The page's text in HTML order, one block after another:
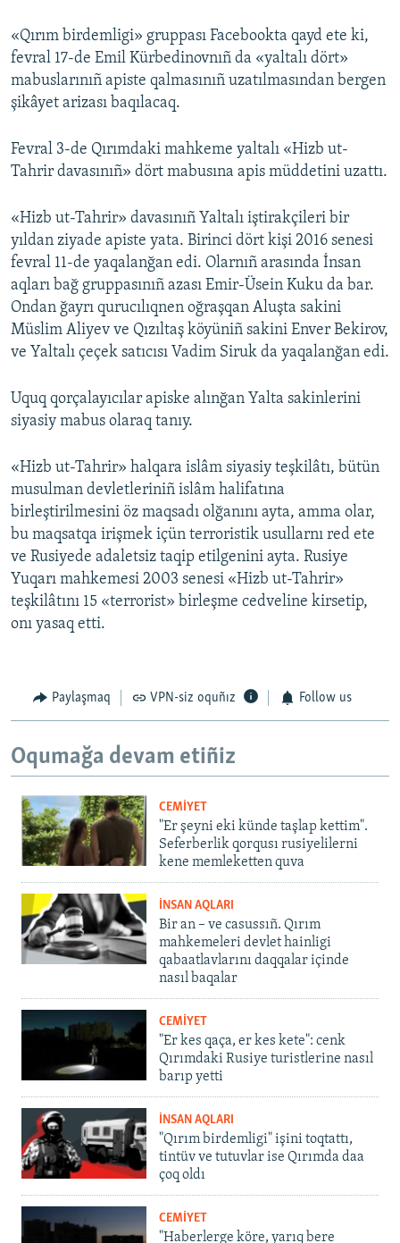
«Qırım birdemligi» gruppası Facebookta qayd ete ki,
fevral 17-de Emil Kürbedinovnıñ da «yaltalı dört»
mabuslarınıñ apiste qalmasınıñ uzatılmasından bergen
şikâyet arizası baqılacaq.
Fevral 3-de Qırımdaki mahkeme yaltalı «Hizb ut-
Tahrir davasınıñ» dört mabusına apis müddetini uzattı.
«Hizb ut-Tahrir» davasınıñ Yaltalı iştirakçileri bir
yıldan ziyade apiste yata. Birinci dört kişi 2016 senesi
fevral 11-de yaqalanğan edi. Olarnıñ arasında İnsan
aqları bağ gruppasınıñ azası Emir-Üsein Kuku da bar.
Ondan ğayrı qurucılıqnen oğraşqan Aluşta sakini
Müslim Aliyev ve Qızıltaş köyüniñ sakini Enver Bekirov,
ve Yaltalı çeçek satıcısı Vadim Siruk da yaqalanğan edi.
Uquq qorçalayıcılar apiske alınğan Yalta sakinlerini
siyasiy mabus olaraq tanıy.
«Hizb ut-Tahrir» halqara islâm siyasiy teşkilâtı, bütün
musulman devletleriniñ islâm halifatına
birleştirilmesini öz maqsadı olğanını ayta, amma olar,
bu maqsatqa irişmek içün terroristik usullarnı red ete
ve Rusiyede adaletsiz taqip etilgenini ayta. Rusiye
Yuqarı mahkemesi 2003 senesi «Hizb ut-Tahrir»
teşkilâtını 15 «terrorist» birleşme cedveline kirsetip,
onı yasaq etti.
Paylaşmaq VPN-siz oquñız Follow us
Oqumağa devam etiñiz
CEMİYET
"Er şeyni eki künde taşlap kettim".
Seferberlik qorqusı rusiyelilerni
kene memleketten quva
İNSAN AQLARI
Bir an – ve casussıñ. Qırım
mahkemeleri devlet hainligi
qabaatlavlarını daqqalar içinde
nasıl baqalar
CEMİYET
"Er kes qaça, er kes kete": cenk
Qırımdaki Rusiye turistlerine nasıl
barıp yetti
İNSAN AQLARI
"Qırım birdemligi" işini toqtattı,
tintüv ve tutuvlar ise Qırımda daa
çoq oldı
CEMİYET
"Haberlerge köre, yarıq bere